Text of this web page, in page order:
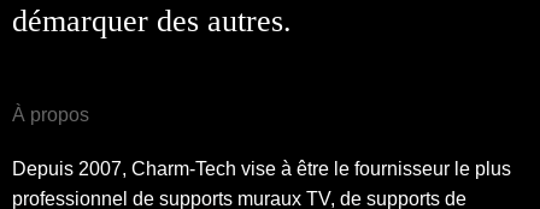
démarquer des autres.
À propos
Depuis 2007, Charm-Tech vise à être le fournisseur le plus
professionnel de supports muraux TV, de supports de